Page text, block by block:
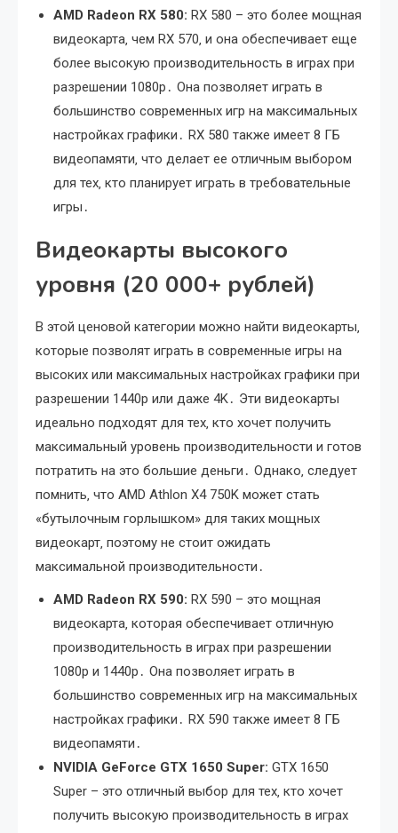
AMD Radeon RX 580: RX 580 – это более мощная
видеокарта‚ чем RX 570‚ и она обеспечивает еще
более высокую производительность в играх при
разрешении 1080p․ Она позволяет играть в
большинство современных игр на максимальных
настройках графики․ RX 580 также имеет 8 ГБ
видеопамяти‚ что делает ее отличным выбором
для тех‚ кто планирует играть в требовательные
игры․
Видеокарты высокого
уровня (20 000+ рублей)
В этой ценовой категории можно найти видеокарты‚
которые позволят играть в современные игры на
высоких или максимальных настройках графики при
разрешении 1440p или даже 4K․ Эти видеокарты
идеально подходят для тех‚ кто хочет получить
максимальный уровень производительности и готов
потратить на это большие деньги․ Однако‚ следует
помнить‚ что AMD Athlon X4 750K может стать
«бутылочным горлышком» для таких мощных
видеокарт‚ поэтому не стоит ожидать
максимальной производительности․
AMD Radeon RX 590: RX 590 – это мощная
видеокарта‚ которая обеспечивает отличную
производительность в играх при разрешении
1080p и 1440p․ Она позволяет играть в
большинство современных игр на максимальных
настройках графики․ RX 590 также имеет 8 ГБ
видеопамяти․
NVIDIA GeForce GTX 1650 Super: GTX 1650
Super – это отличный выбор для тех‚ кто хочет
получить высокую производительность в играх